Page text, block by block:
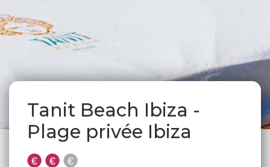
Tanit Beach Ibiza -
Plage privée Ibiza